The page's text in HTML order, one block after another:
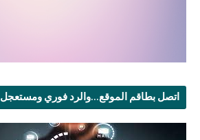
اتصل بطاقم الموقع...والرد فوري ومستعجل